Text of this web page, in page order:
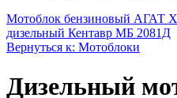
Мотоблок бензиновый АГАТ
дизельный Кентавр МБ 2081Д
Вернуться к: Мотоблоки
Дизельный